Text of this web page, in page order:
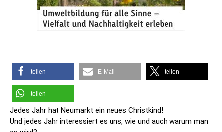
teilen E-Mail teilen
teilen
Jedes Jahr hat Neumarkt ein neues Christkind!
Und jedes Jahr interessiert es uns, wie und auch warum man